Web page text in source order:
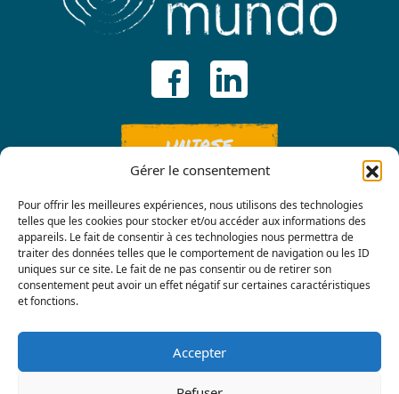
Gérer le consentement
Pour offrir les meilleures expériences, nous utilisons des technologies
telles que les cookies pour stocker et/ou accéder aux informations des
appareils. Le fait de consentir à ces technologies nous permettra de
traiter des données telles que le comportement de navigation ou les ID
uniques sur ce site. Le fait de ne pas consentir ou de retirer son
consentement peut avoir un effet négatif sur certaines caractéristiques
et fonctions.
Accepter
UNIRSE
Contáctenos